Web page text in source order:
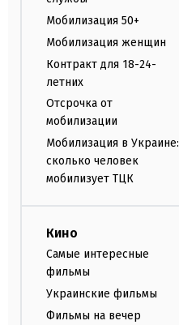
Мобилизация 50+
Мобилизация женщин
Контракт для 18-24-
летних
Отсрочка от
мобилизации
Мобилизация в Украине:
сколько человек
мобилизует ТЦК
Кино
Самые интересные
фильмы
Украинские фильмы
Фильмы на вечер